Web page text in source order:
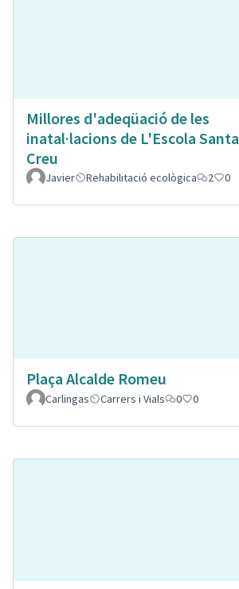
Millores d'adeqüació de les
inatal·lacions de L'Escola Santa
Creu
Javier Rehabilitació ecològica 2 0
Plaça Alcalde Romeu
Carlingas
Carrers i Vials 0 0